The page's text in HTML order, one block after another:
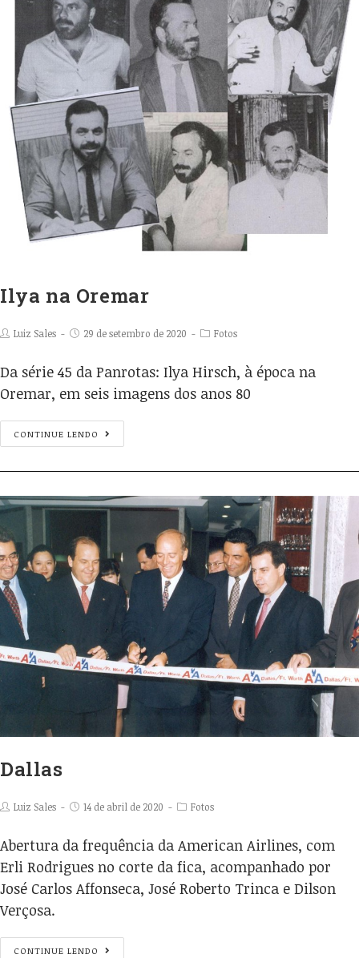
Ilya na Oremar
Luiz Sales 29 de setembro de 2020 Fotos
Da série 45 da Panrotas: Ilya Hirsch, à época na
Oremar, em seis imagens dos anos 80
CONTINUE LENDO
Dallas
Luiz Sales 14 de abril de 2020 Fotos
Abertura da frequência da American Airlines, com
Erli Rodrigues no corte da fica, acompanhado por
José Carlos Affonseca, José Roberto Trinca e Dilson
Verçosa.
CONTINUE LENDO